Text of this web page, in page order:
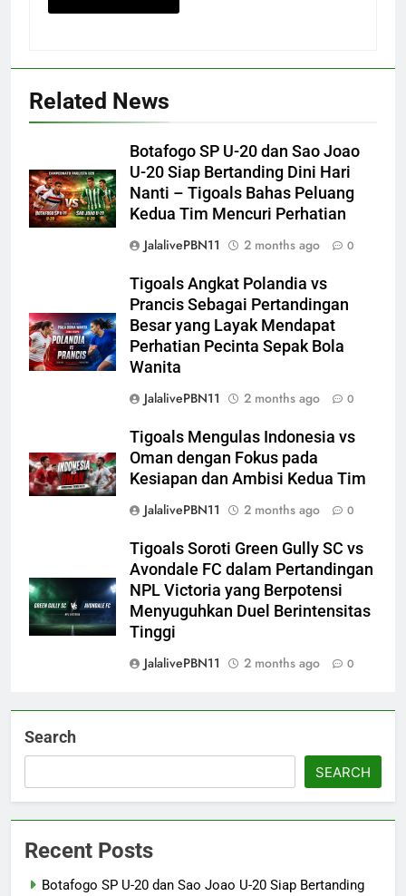
Related News
Botafogo SP U-20 dan Sao Joao
U-20 Siap Bertanding Dini Hari
Nanti – Tigoals Bahas Peluang
Kedua Tim Mencuri Perhatian
JalalivePBN11
2 months ago 0
Tigoals Angkat Polandia vs
Prancis Sebagai Pertandingan
Besar yang Layak Mendapat
Perhatian Pecinta Sepak Bola
Wanita
JalalivePBN11
2 months ago 0
Tigoals Mengulas Indonesia vs
Oman dengan Fokus pada
Kesiapan dan Ambisi Kedua Tim
JalalivePBN11
2 months ago 0
Tigoals Soroti Green Gully SC vs
Avondale FC dalam Pertandingan
NPL Victoria yang Berpotensi
Menyuguhkan Duel Berintensitas
Tinggi
JalalivePBN11
2 months ago 0
Search
SEARCH
Recent Posts
Botafogo SP U-20 dan Sao Joao U-20 Siap Bertanding